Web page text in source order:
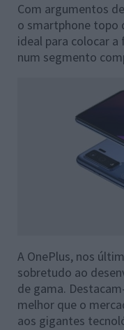
Com argumentos
o smartphone topo
ideal para colocar
num segmento
A OnePlus, nos
sobretudo ao
de gama.
melhor que o
aos gigantes